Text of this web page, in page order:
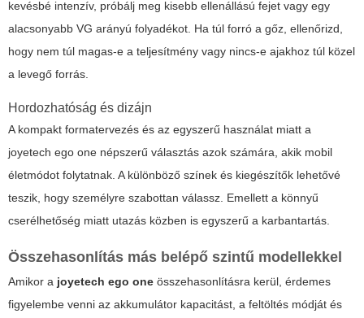
kevésbé intenzív, próbálj meg kisebb ellenállású fejet vagy egy
alacsonyabb VG arányú folyadékot. Ha túl forró a gőz, ellenőrizd,
hogy nem túl magas-e a teljesítmény vagy nincs-e ajakhoz túl közel
a levegő forrás.
Hordozhatóság és dizájn
A kompakt formatervezés és az egyszerű használat miatt a
joyetech ego one népszerű választás azok számára, akik mobil
életmódot folytatnak. A különböző színek és kiegészítők lehetővé
teszik, hogy személyre szabottan válassz. Emellett a könnyű
cserélhetőség miatt utazás közben is egyszerű a karbantartás.
Összehasonlítás más belépő szintű modellekkel
Amikor a joyetech ego one összehasonlításra kerül, érdemes
figyelembe venni az akkumulátor kapacitást, a feltöltés módját és